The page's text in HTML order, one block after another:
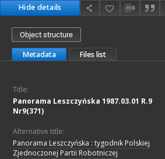
Hide details
Object structure
Metadata Files list
Title:
Panorama Leszczyńska 1987.03.01 R.9
Nr9(371)
Alternative title:
Panorama Leszczyńska : tygodnik Polskiej
Zjednoczonej Partii Robotniczej